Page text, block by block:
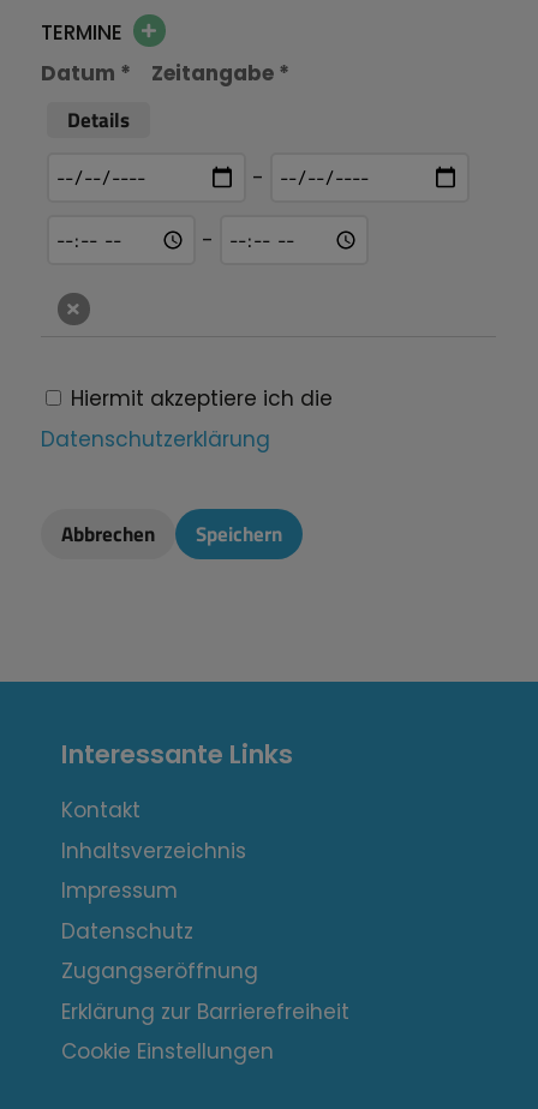
TERMINE
Datum *
Zeitangabe *
Details
-
-
Hiermit akzeptiere ich die
Datenschutzerklärung
Abbrechen Speichern
I
n
t
e
r
e
s
s
Interessante Links
Kontakt
Inhaltsverzeichnis
Impressum
Datenschutz
Zugangseröffnung
Erklärung zur Barrierefreiheit
Cookie Einstellungen